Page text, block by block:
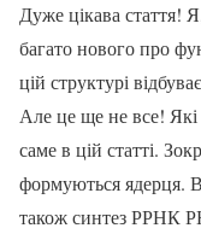
Дуже цікава стаття!
багато нового про
цій структурі
Але це ще не все! Які
саме в цій статті.
формуються ядерця.
також синтез РРНК